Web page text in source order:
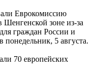
Еврокомиссию
Шенгенской зоне из-за
граждан России и
понедельник, 5 августа.
70 европейских